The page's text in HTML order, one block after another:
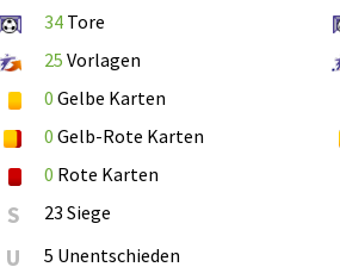
34 Tore
25 Vorlagen
0 Gelbe Karten
0 Gelb-Rote Karten
0 Rote Karten
S 23 Siege
U 5 Unentschieden